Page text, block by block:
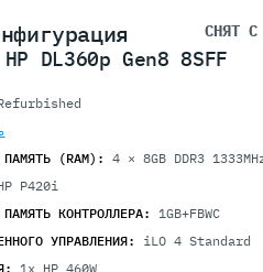
СНЯТ С
DL360p Gen8 8SFF
ПАМЯТЬ (RAM):
4 × 8GB DDR3
P420i
КОНТРОЛЛЕРА:
1GB+FBWC
УПРАВЛЕНИЯ:
iLO 4 Standard
1x HP 460W